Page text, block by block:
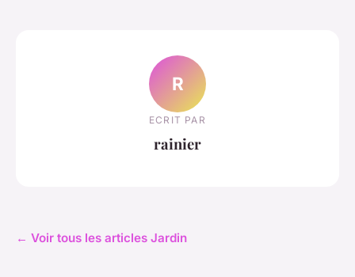
R
ECRIT PAR
rainier
← Voir tous les articles Jardin